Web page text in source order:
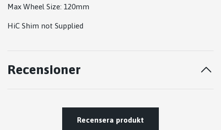
Max Wheel Size: 120mm
HiC Shim not Supplied
Recensioner
Recensera produkt